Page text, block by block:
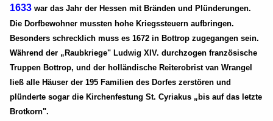
1633 war das Jahr der Hessen mit Bränden und Plünderungen.
Die Dorfbewohner mussten hohe Kriegssteuern aufbringen.
Besonders schrecklich muss es 1672 in Bottrop zugegangen sein.
Während der „Raubkriege" Ludwig XIV. durchzogen französische
Truppen Bottrop, und der holländische Reiterobrist van Wrangel
ließ alle Häuser der 195 Familien des Dorfes zerstören und
plünderte sogar die Kirchenfestung St. Cyriakus „bis auf das letzte
Brotkorn".